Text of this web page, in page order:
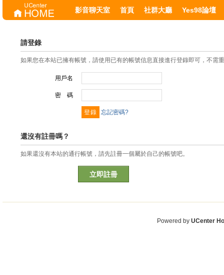
影音聊天室 首頁 社群大廳 Yes98論壇
請登錄
如果您在本站已擁有帳號，請使用已有的帳號信息直接進行登錄即可，不需
用戶名
密 碼
忘記密碼?
還沒有註冊嗎？
如果還沒有本站的通行帳號，請先註冊一個屬於自己的帳號吧。
立即註冊
Powered by UCenter